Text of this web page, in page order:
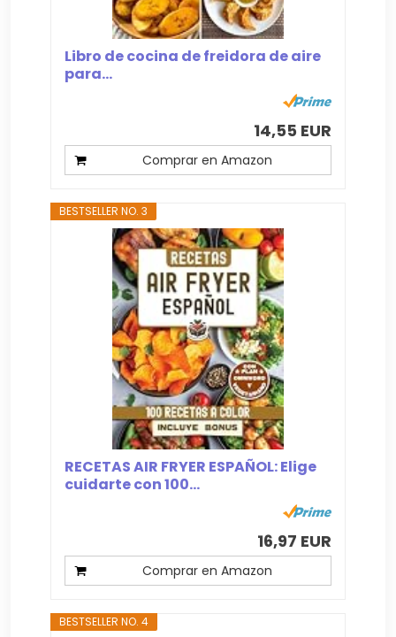
Libro de cocina de freidora de aire
para...
14,55 EUR
Comprar en Amazon
BESTSELLER NO. 3
RECETAS AIR FRYER ESPAÑOL: Elige
cuidarte con 100...
16,97 EUR
Comprar en Amazon
BESTSELLER NO. 4